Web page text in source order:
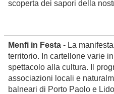
scoperta dei sapori della
Menfi in Festa - La
territorio. In cartellone varie
spettacolo alla cultura. Il
associazioni locali e
balneari di Porto Paolo e